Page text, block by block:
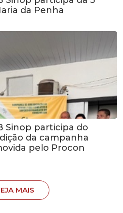
da Penha
Sinop participa do
da campanha
pelo Procon
MAIS